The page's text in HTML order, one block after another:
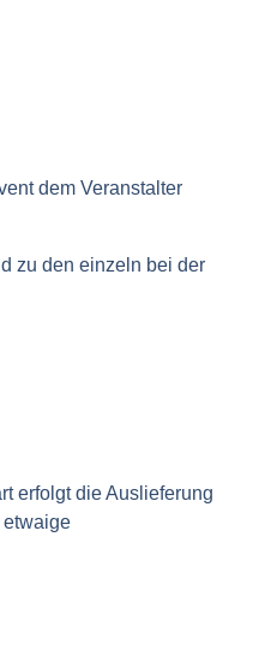
dem Veranstalter
zu den einzeln bei der
erfolgt die Auslieferung
etwaige